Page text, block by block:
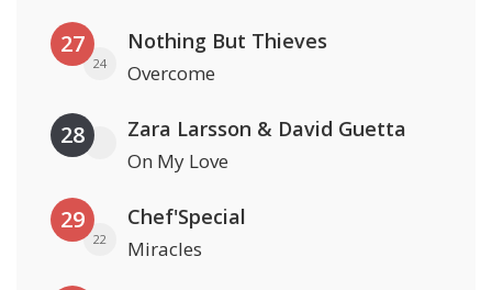
27
24
Nothing But Thieves
Overcome
28 Zara Larsson & David Guetta
On My Love
29
22
Chef'Special
Miracles